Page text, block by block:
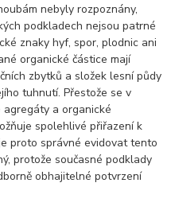
nebyly rozpoznány,
podkladech nejsou patrné
znaky hyf, spor, plodnic ani
organické částice mají
zbytků a složek lesní půdy
tuhnutí. Přestože se v
a organické
spolehlivé přiřazení k
proto správné evidovat tento
protože současné podklady
obhajitelné potvrzení